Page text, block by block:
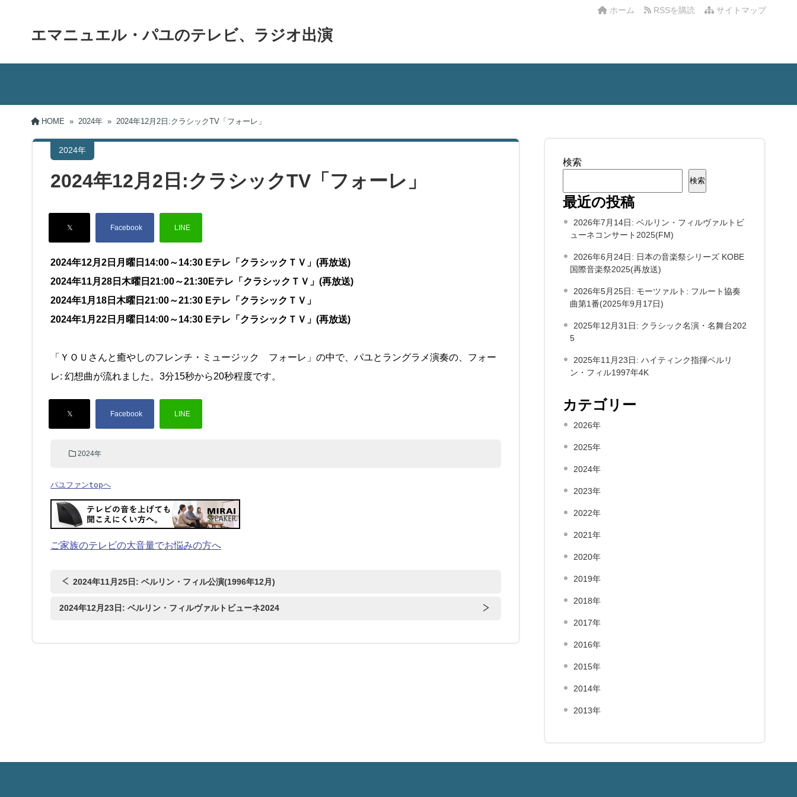
サイトマップ
RSSを購読
ホーム
エマニュエル・パユのテレビ、ラジオ出演
HOME » 2024年 » 2024年12月2日:クラシックTV「フォーレ」
2024年
2024年12月2日:クラシックTV「フォーレ」
2024年12月2日月曜日14:00～14:30 Eテレ「クラシックＴＶ」(再放送)
2024年11月28日木曜日21:00～21:30Eテレ「クラシックＴＶ」(再放送)
2024年1月18日木曜日21:00～21:30 Eテレ「クラシックＴＶ」
2024年1月22日月曜日14:00～14:30 Eテレ「クラシックＴＶ」(再放送)
「ＹＯＵさんと癒やしのフレンチ・ミュージック フォーレ」の中で、パユとラングラメ演奏の、フォー
レ: 幻想曲が流れました。3分15秒から20秒程度です。
2024年
パユファンtopへ
ご家族のテレビの大音量でお悩みの方へ
2024年11月25日: ベルリン・フィル公演(1996年12月)
2024年12月23日: ベルリン・フィルヴァルトビューネ2024
検索
検索
最近の投稿
2026年7月14日: ベルリン・フィルヴァルトビ
ューネコンサート2025(FM)
2026年6月24日: 日本の音楽祭シリーズ KOBE
国際音楽祭2025(再放送)
2026年5月25日: モーツァルト: フルート協奏
曲第1番(2025年9月17日)
2025年12月31日: クラシック名演・名舞台202
5
2025年11月23日: ハイティンク指揮ベルリ
ン・フィル1997年4K
カテゴリー
2026年
2025年
2024年
2023年
2022年
2021年
2020年
2019年
2018年
2017年
2016年
2015年
2014年
2013年